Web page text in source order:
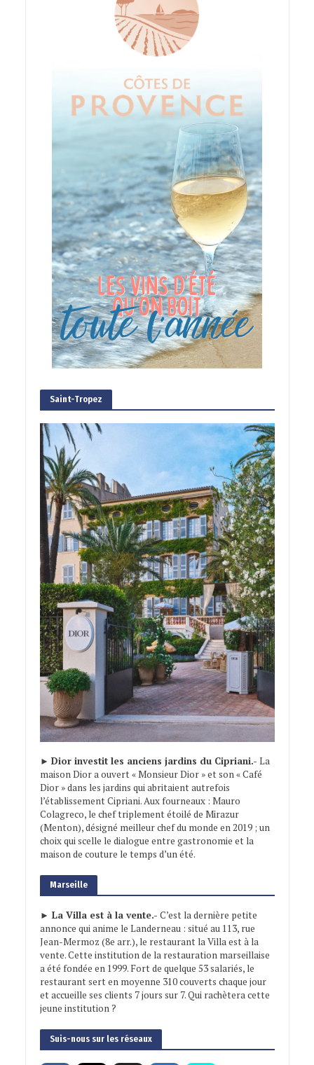
Saint-Tropez
► Dior investit les anciens jardins du Cipriani.- La
maison Dior a ouvert « Monsieur Dior » et son « Café
Dior » dans les jardins qui abritaient autrefois
l’établissement Cipriani. Aux fourneaux : Mauro
Colagreco, le chef triplement étoilé de Mirazur
(Menton), désigné meilleur chef du monde en 2019 ; un
choix qui scelle le dialogue entre gastronomie et la
maison de couture le temps d’un été.
Marseille
► La Villa est à la vente.- C’est la dernière petite
annonce qui anime le Landerneau : situé au 113, rue
Jean-Mermoz (8e arr.), le restaurant la Villa est à la
vente. Cette institution de la restauration marseillaise
a été fondée en 1999. Fort de quelque 53 salariés, le
restaurant sert en moyenne 310 couverts chaque jour
et accueille ses clients 7 jours sur 7. Qui rachètera cette
jeune institution ?
Suis-nous sur les réseaux